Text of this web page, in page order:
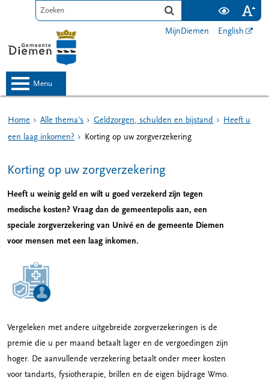
MijnDiemen English
menu
Home Alle thema's Geldzorgen, schulden en bijstand
Heeft u
een laag inkomen?
Korting op uw zorgverzekering
Korting op uw zorgverzekering
Heeft u weinig geld en wilt u goed verzekerd zijn tegen
medische kosten? Vraag dan de gemeentepolis aan, een
speciale zorgverzekering van Univé en de gemeente Diemen
voor mensen met een laag inkomen.
Vergeleken met andere uitgebreide zorgverzekeringen is de
premie die u per maand betaalt lager en de vergoedingen zijn
hoger. De aanvullende verzekering betaalt onder meer kosten
voor tandarts, fysiotherapie, brillen en de eigen bijdrage Wmo.